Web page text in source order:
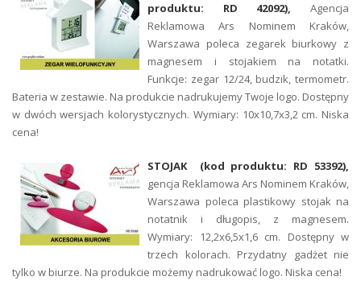
produktu: RD 42092), Agencja
Reklamowa Ars Nominem Kraków,
Warszawa poleca zegarek biurkowy z
magnesem i stojakiem na notatki.
Funkcje: zegar 12/24, budzik, termometr.
Bateria w zestawie. Na produkcie nadrukujemy Twoje logo. Dostępny
w dwóch wersjach kolorystycznych. Wymiary: 10x10,7x3,2 cm. Niska
cena!
STOJAK (kod produktu: RD 53392),
gencja Reklamowa Ars Nominem Kraków,
Warszawa poleca plastikowy stojak na
notatnik i długopis, z magnesem.
Wymiary: 12,2x6,5x1,6 cm. Dostępny w
trzech kolorach. Przydatny gadżet nie
tylko w biurze. Na produkcie możemy nadrukować logo. Niska cena!